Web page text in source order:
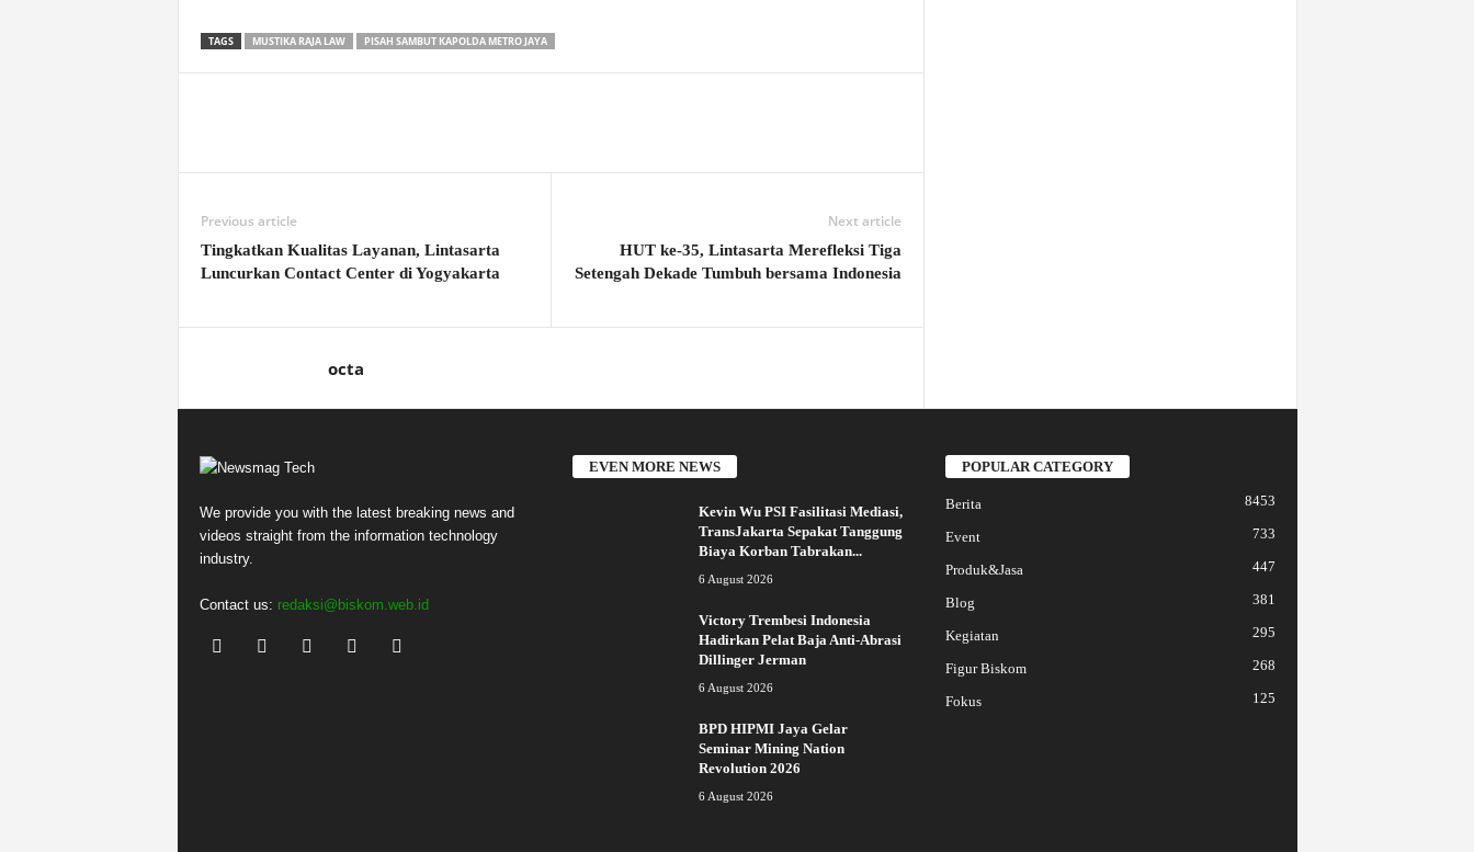
TAGS MUSTIKA RAJA LAW PISAH SAMBUT KAPOLDA METRO JAYA
Previous article
Tingkatkan Kualitas Layanan, Lintasarta
Luncurkan Contact Center di Yogyakarta
Next article
HUT ke-35, Lintasarta Merefleksi Tiga
Setengah Dekade Tumbuh bersama Indonesia
octa
We provide you with the latest breaking news and
videos straight from the information technology
industry.
Contact us: redaksi@biskom.web.id
EVEN MORE NEWS
Kevin Wu PSI Fasilitasi Mediasi,
TransJakarta Sepakat Tanggung
Biaya Korban Tabrakan...
6 August 2026
Victory Trembesi Indonesia
Hadirkan Pelat Baja Anti-Abrasi
Dillinger Jerman
6 August 2026
BPD HIPMI Jaya Gelar
Seminar Mining Nation
Revolution 2026
6 August 2026
POPULAR CATEGORY
Berita 8453
Event 733
Produk&Jasa 447
Blog 381
Kegiatan 295
Figur Biskom 268
Fokus 125